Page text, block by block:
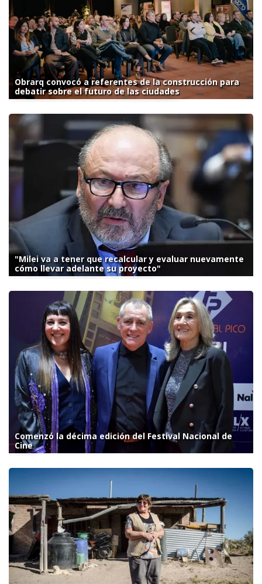
Obrarq convocó a referentes de la construcción para
debatir sobre el futuro de las ciudades
"Milei va a tener que recalcular y evaluar nuevamente
cómo llevar adelante su proyecto"
Comenzó la décima edición del Festival Nacional de
Cine